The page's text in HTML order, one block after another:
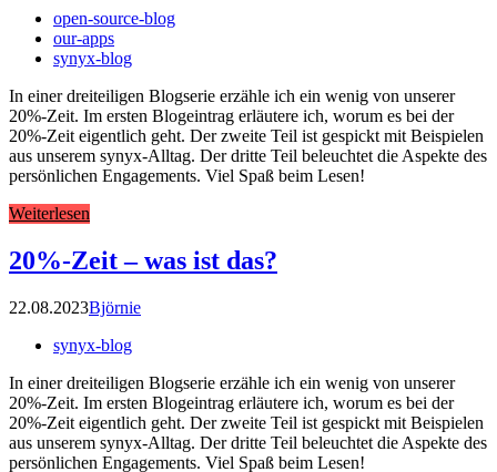
open-source-blog
our-apps
synyx-blog
In einer dreiteiligen Blogserie erzähle ich ein wenig von unserer
20%-Zeit. Im ersten Blogeintrag erläutere ich, worum es bei der
20%-Zeit eigentlich geht. Der zweite Teil ist gespickt mit Beispielen
aus unserem synyx-Alltag. Der dritte Teil beleuchtet die Aspekte des
persönlichen Engagements. Viel Spaß beim Lesen!
Weiterlesen
20%-Zeit – was ist das?
22.08.2023Björnie
synyx-blog
In einer dreiteiligen Blogserie erzähle ich ein wenig von unserer
20%-Zeit. Im ersten Blogeintrag erläutere ich, worum es bei der
20%-Zeit eigentlich geht. Der zweite Teil ist gespickt mit Beispielen
aus unserem synyx-Alltag. Der dritte Teil beleuchtet die Aspekte des
persönlichen Engagements. Viel Spaß beim Lesen!